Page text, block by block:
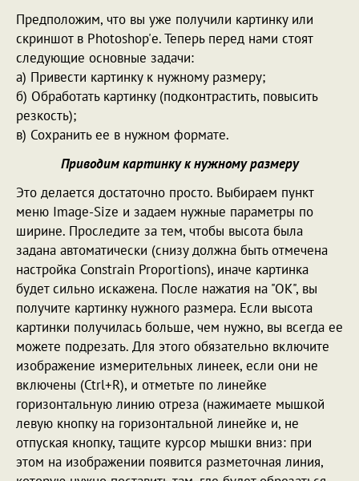
Предположим, что вы уже получили картинку или
скриншот в Photoshop'е. Теперь перед нами стоят
следующие основные задачи:
а) Привести картинку к нужному размеру;
б) Обработать картинку (подконтрастить, повысить
резкость);
в) Сохранить ее в нужном формате.
Приводим картинку к нужному размеру
Это делается достаточно просто. Выбираем пункт
меню Image-Size и задаем нужные параметры по
ширине. Проследите за тем, чтобы высота была
задана автоматически (снизу должна быть отмечена
настройка Constrain Proportions), иначе картинка
будет сильно искажена. После нажатия на "ОК", вы
получите картинку нужного размера. Если высота
картинки получилась больше, чем нужно, вы всегда ее
можете подрезать. Для этого обязательно включите
изображение измерительных линеек, если они не
включены (Ctrl+R), и отметьте по линейке
горизонтальную линию отреза (нажимаете мышкой
левую кнопку на горизонтальной линейке и, не
отпуская кнопку, тащите курсор мышки вниз: при
этом на изображении появится разметочная линия,